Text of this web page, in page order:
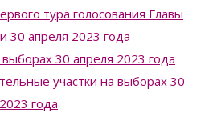
тура голосования Главы
30 апреля 2023 года
выборах 30 апреля 2023 года
участки на выборах 30
года